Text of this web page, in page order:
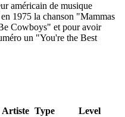
américain de musique
1975 la chanson "Mammas
Cowboys" et pour avoir
un "You're the Best
Artiste Type
Level